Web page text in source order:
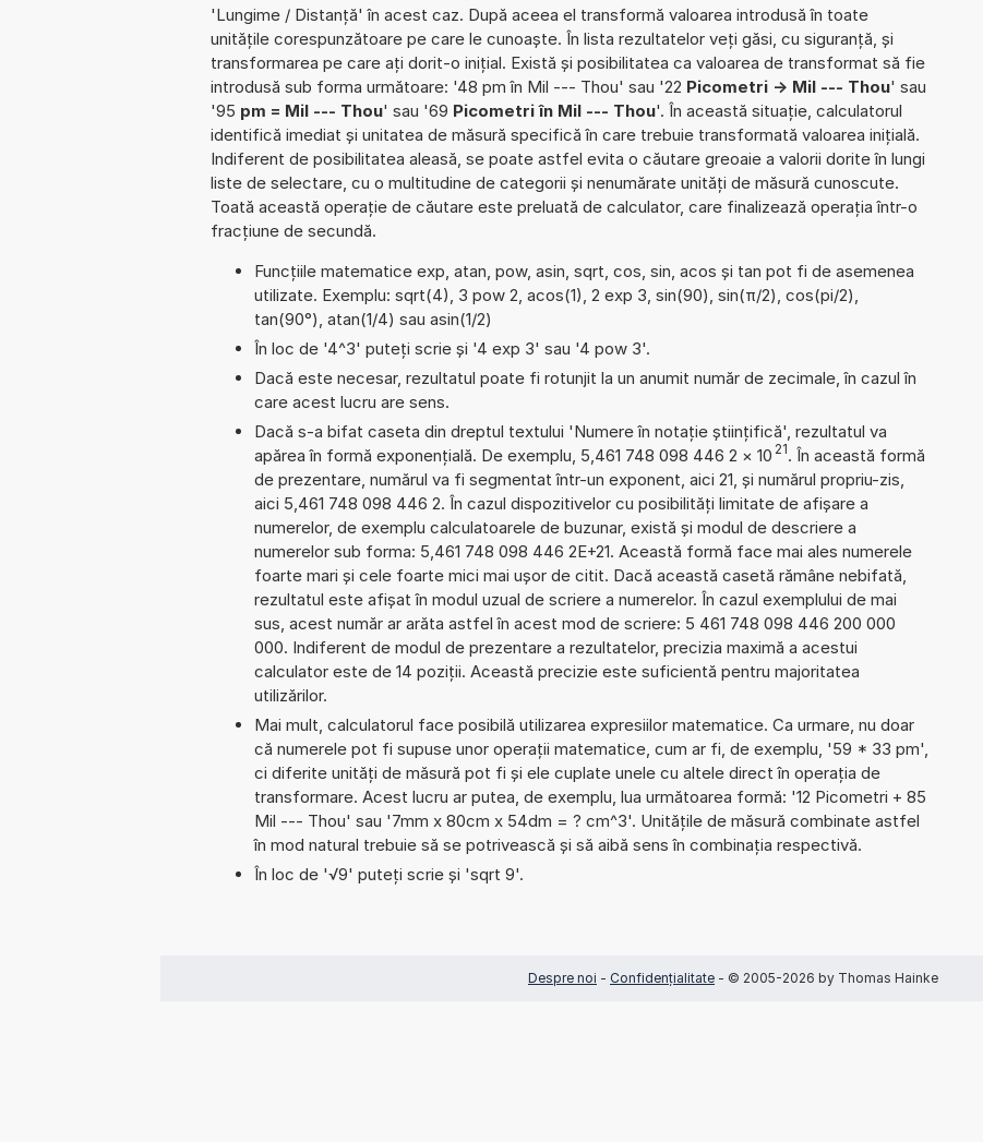
'Lungime / Distanță' în acest caz. După aceea el transformă valoarea introdusă în toate
unitățile corespunzătoare pe care le cunoaște. În lista rezultatelor veți găsi, cu siguranță, și
transformarea pe care ați dorit-o inițial. Există și posibilitatea ca valoarea de transformat să fie
introdusă sub forma următoare: '48 pm în Mil --- Thou' sau '22 Picometri -> Mil --- Thou' sau
'95 pm = Mil --- Thou' sau '69 Picometri în Mil --- Thou'. În această situație, calculatorul
identifică imediat și unitatea de măsură specifică în care trebuie transformată valoarea inițială.
Indiferent de posibilitatea aleasă, se poate astfel evita o căutare greoaie a valorii dorite în lungi
liste de selectare, cu o multitudine de categorii și nenumărate unități de măsură cunoscute.
Toată această operație de căutare este preluată de calculator, care finalizează operația într-o
fracțiune de secundă.
Funcțiile matematice exp, atan, pow, asin, sqrt, cos, sin, acos și tan pot fi de asemenea
utilizate. Exemplu: sqrt(4), 3 pow 2, acos(1), 2 exp 3, sin(90), sin(π/2), cos(pi/2),
tan(90°), atan(1/4) sau asin(1/2)
În loc de '4^3' puteți scrie și '4 exp 3' sau '4 pow 3'.
Dacă este necesar, rezultatul poate fi rotunjit la un anumit număr de zecimale, în cazul în
care acest lucru are sens.
Dacă s-a bifat caseta din dreptul textului 'Numere în notație științifică', rezultatul va
apărea în formă exponențială. De exemplu, 5,461 748 098 446 2 × 10 21. În această formă
de prezentare, numărul va fi segmentat într-un exponent, aici 21, și numărul propriu-zis,
aici 5,461 748 098 446 2. În cazul dispozitivelor cu posibilități limitate de afișare a
numerelor, de exemplu calculatoarele de buzunar, există și modul de descriere a
numerelor sub forma: 5,461 748 098 446 2E+21. Această formă face mai ales numerele
foarte mari și cele foarte mici mai ușor de citit. Dacă această casetă rămâne nebifată,
rezultatul este afișat în modul uzual de scriere a numerelor. În cazul exemplului de mai
sus, acest număr ar arăta astfel în acest mod de scriere: 5 461 748 098 446 200 000
000. Indiferent de modul de prezentare a rezultatelor, precizia maximă a acestui
calculator este de 14 poziții. Această precizie este suficientă pentru majoritatea
utilizărilor.
Mai mult, calculatorul face posibilă utilizarea expresiilor matematice. Ca urmare, nu doar
că numerele pot fi supuse unor operații matematice, cum ar fi, de exemplu, '59 * 33 pm',
ci diferite unități de măsură pot fi și ele cuplate unele cu altele direct în operația de
transformare. Acest lucru ar putea, de exemplu, lua următoarea formă: '12 Picometri + 85
Mil --- Thou' sau '7mm x 80cm x 54dm = ? cm^3'. Unitățile de măsură combinate astfel
în mod natural trebuie să se potrivească și să aibă sens în combinația respectivă.
În loc de '√9' puteți scrie și 'sqrt 9'.
Despre noi - Confidențialitate - © 2005-2026 by Thomas Hainke